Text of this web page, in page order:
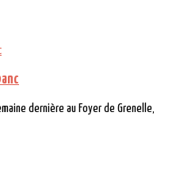
dernière au Foyer de Grenelle,